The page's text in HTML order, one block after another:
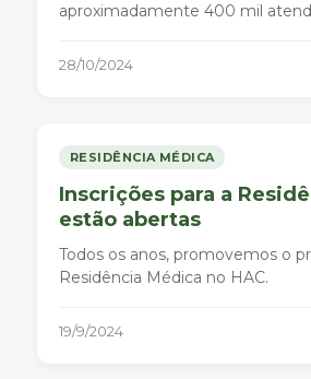
aproximadamente 400 mil
28/10/2024
RESIDÊNCIA MÉDICA
Inscrições para a
estão abertas
Todos os anos, promovemos o
Residência Médica no HAC.
19/9/2024